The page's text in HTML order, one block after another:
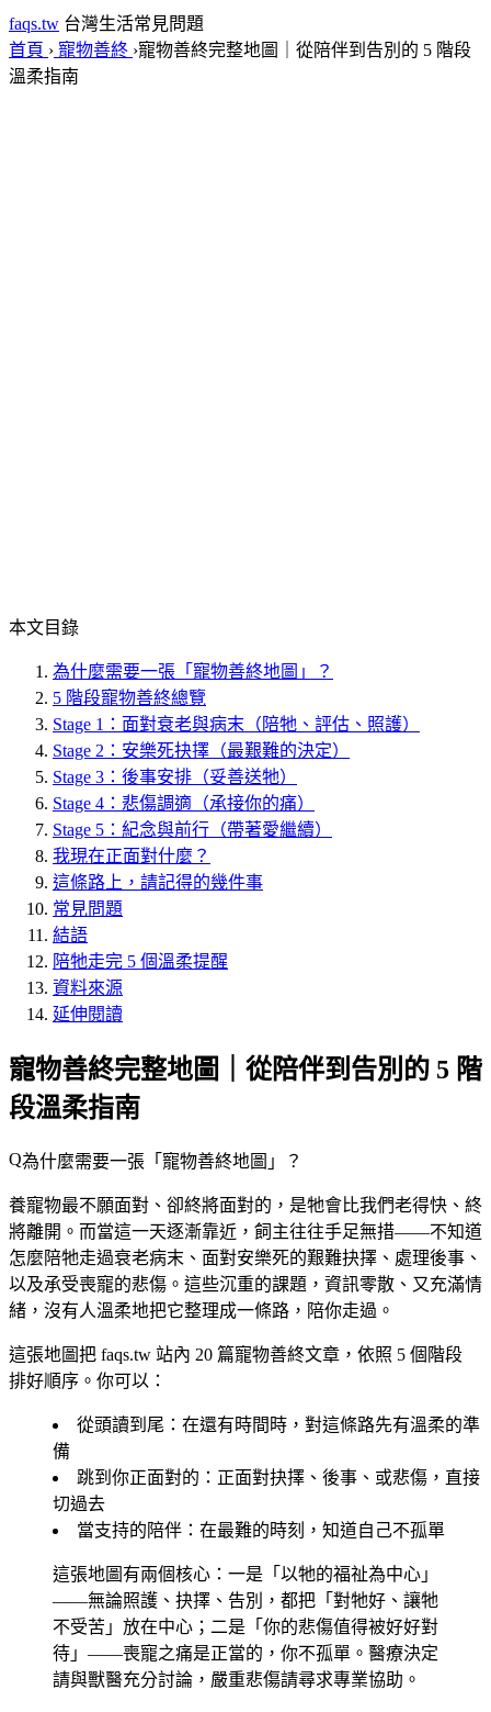
faqs.tw 台灣生活常見問題
首頁 › 寵物善終 ›寵物善終完整地圖｜從陪伴到告別的 5 階段
溫柔指南
本文目錄
為什麼需要一張「寵物善終地圖」？
5 階段寵物善終總覽
Stage 1：面對衰老與病末（陪牠、評估、照護）
Stage 2：安樂死抉擇（最艱難的決定）
Stage 3：後事安排（妥善送牠）
Stage 4：悲傷調適（承接你的痛）
Stage 5：紀念與前行（帶著愛繼續）
我現在正面對什麼？
這條路上，請記得的幾件事
常見問題
結語
陪牠走完 5 個溫柔提醒
資料來源
延伸閱讀
寵物善終完整地圖｜從陪伴到告別的 5 階
段溫柔指南
為什麼需要一張「寵物善終地圖」？
養寵物最不願面對、卻終將面對的，是牠會比我們老得快、終
將離開。而當這一天逐漸靠近，飼主往往手足無措——不知道
怎麼陪牠走過衰老病末、面對安樂死的艱難抉擇、處理後事、
以及承受喪寵的悲傷。這些沉重的課題，資訊零散、又充滿情
緒，沒有人溫柔地把它整理成一條路，陪你走過。
這張地圖把 faqs.tw 站內 20 篇寵物善終文章 ，依照 5 個階段
排好順序。你可以：
從頭讀到尾 ：在還有時間時，對這條路先有溫柔的準
備
跳到你正面對的 ：正面對抉擇、後事、或悲傷，直接
切過去
當支持的陪伴 ：在最難的時刻，知道自己不孤單
這張地圖有兩個核心：一是「以牠的福祉為中心」
——無論照護、抉擇、告別，都把「對牠好、讓牠
不受苦」放在中心；二是「你的悲傷值得被好好對
待」——喪寵之痛是正當的，你不孤單。醫療決定
請與獸醫充分討論，嚴重悲傷請尋求專業協助。